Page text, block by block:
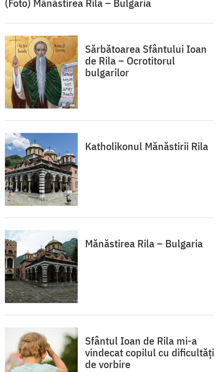
(Foto) Mănăstirea Rila – Bulgaria
Sărbătoarea Sfântului Ioan
de Rila – Ocrotitorul
bulgarilor
Katholikonul Mănăstirii Rila
Mănăstirea Rila – Bulgaria
Sfântul Ioan de Rila mi-a
vindecat copilul cu dificultăți
de vorbire